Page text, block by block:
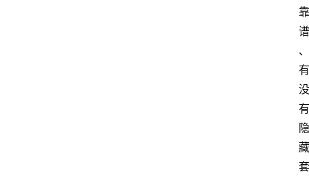
靠
谱
、
有
没
有
隐
藏
套